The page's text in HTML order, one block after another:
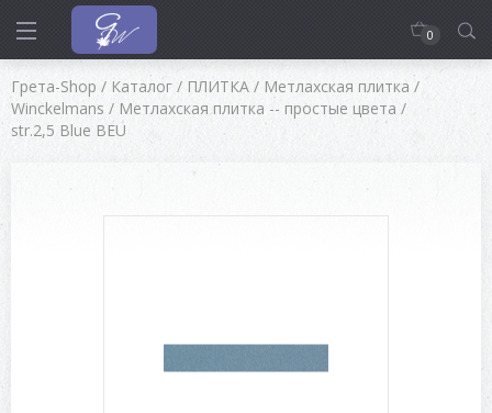
0
Грета-Shop / Каталог / ПЛИТКА / Метлахская плитка /
Winckelmans / Метлахская плитка -- простые цвета /
str.2,5 Blue BEU